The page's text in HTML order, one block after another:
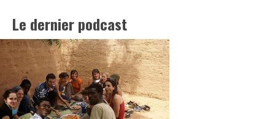
Le dernier podcast